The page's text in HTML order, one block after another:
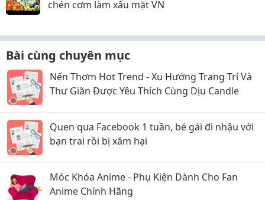
chén cơm làm xấu mặt VN
Bài cùng chuyên mục
Nến Thơm Hot Trend - Xu Hướng Trang Trí Và
Thư Giãn Được Yêu Thích Cùng Dịu Candle
Quen qua Facebook 1 tuần, bé gái đi nhậu với
bạn trai rồi bị xâm hại
Móc Khóa Anime - Phụ Kiện Dành Cho Fan
Anime Chính Hãng